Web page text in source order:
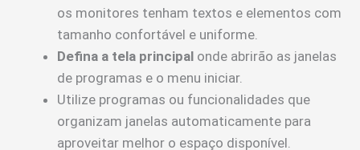
os monitores tenham textos e elementos com
tamanho confortável e uniforme.
Defina a tela principal onde abrirão as janelas
de programas e o menu iniciar.
Utilize programas ou funcionalidades que
organizam janelas automaticamente para
aproveitar melhor o espaço disponível.